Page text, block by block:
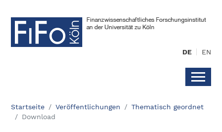
DE EN
Startseite Veröffentlichungen
Thematisch geordnet
Download